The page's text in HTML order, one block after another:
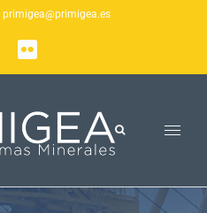
primigea@primigea.es
LinkedIn
Flickr